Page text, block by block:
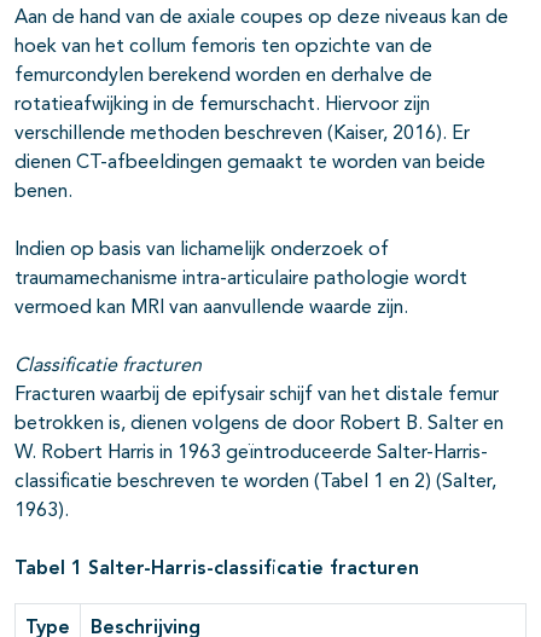
Aan de hand van de axiale coupes op deze niveaus kan de
hoek van het collum femoris ten opzichte van de
femurcondylen berekend worden en derhalve de
rotatieafwijking in de femurschacht. Hiervoor zijn
verschillende methoden beschreven (Kaiser, 2016). Er
dienen CT-afbeeldingen gemaakt te worden van beide
benen.
Indien op basis van lichamelijk onderzoek of
traumamechanisme intra-articulaire pathologie wordt
vermoed kan MRI van aanvullende waarde zijn.
Classificatie fracturen
Fracturen waarbij de epifysair schijf van het distale femur
betrokken is, dienen volgens de door Robert B. Salter en
W. Robert Harris in 1963 geïntroduceerde Salter-Harris-
classificatie beschreven te worden (Tabel 1 en 2) (Salter,
1963).
Tabel 1 Salter-Harris-classificatie fracturen
Type Beschrijving